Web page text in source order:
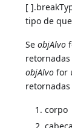
[
tipo de
SeobjAlvo
objAlvo for
corpo